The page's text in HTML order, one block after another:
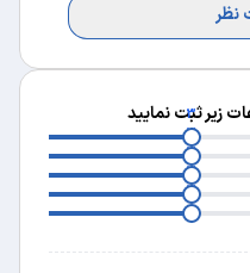
نظر
زیر ثبت نمایید
3
3
3
3
3